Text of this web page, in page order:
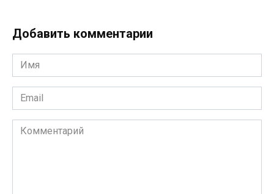
Добавить комментарии
Имя
*
Email
*
Комментарий